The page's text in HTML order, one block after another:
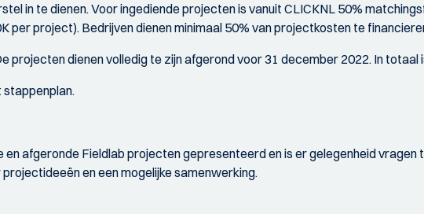
in te dienen. Voor ingediende projecten is vanuit CLICKNL 50%
per project). Bedrijven dienen minimaal 50% van projectkosten te
projecten dienen volledig te zijn afgerond voor 31 december 2022. In
en afgeronde Fieldlab projecten gepresenteerd en is er gelegenheid
en een mogelijke samenwerking.